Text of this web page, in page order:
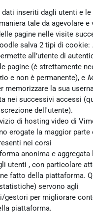
dati inseriti dagli utenti e le
tale da agevolare e
pagine nelle visite
salva 2 tipi di cookie:
all’utente di
pagine (è strettamente
e non è permanente), e
memorizzare la sua
nei successivi accessi
dell'utente).
di hosting video di
erogate la maggior parte
nei corsi
anonima e aggregata
utenti , con particolare
fatto della piattaforma.
servono agli
gestori per migliorare
piattaforma.